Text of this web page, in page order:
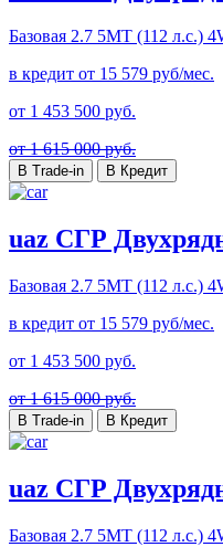
Базовая 2.7 5MT (112 л.с.)
в кредит от 15 579 руб/мес.
от 1 453 500 руб.
от 1 615 000 руб.
В Trade-in В Кредит
uaz СГР
Базовая 2.7 5MT (112 л.с.)
в кредит от 15 579 руб/мес.
от 1 453 500 руб.
от 1 615 000 руб.
В Trade-in В Кредит
uaz СГР
Базовая 2.7 5MT (112 л.с.)